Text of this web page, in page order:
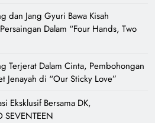
dan Jang Gyuri Bawa Kisah
Dalam “Four Hands, Two
Terjerat Dalam Cinta, Pembohongan
Jenayah di “Our Sticky Love”
Eksklusif Bersama DK,